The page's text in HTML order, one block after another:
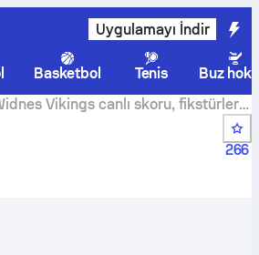
Uygulamayı İndir
Basketbol Tenis
Buz
Vikings canlı skoru, fikstürleri,
266